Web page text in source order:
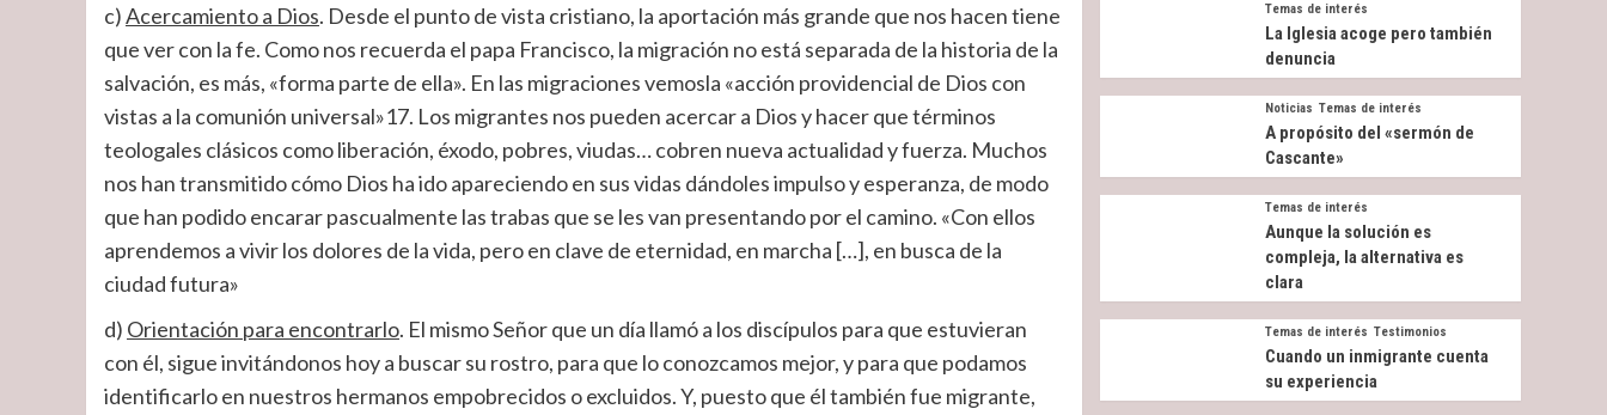
c)Acercamiento a Dios. Desde el punto de vista cristiano, la aportación más grande que nos hacen tiene
que ver con la fe. Como nos recuerda el papa Francisco, la migración no está separada de la historia de la
salvación, es más, «forma parte de ella». En las migraciones vemosla «acción providencial de Dios con
vistas a la comunión universal»17. Los migrantes nos pueden acercar a Dios y hacer que términos
teologales clásicos como liberación, éxodo, pobres, viudas… cobren nueva actualidad y fuerza. Muchos
nos han transmitido cómo Dios ha ido apareciendo en sus vidas dándoles impulso y esperanza, de modo
que han podido encarar pascualmente las trabas que se les van presentando por el camino. «Con ellos
aprendemos a vivir los dolores de la vida, pero en clave de eternidad, en marcha […], en busca de la
ciudad futura»
d) Orientación para encontrarlo. El mismo Señor que un día llamó a los discípulos para que estuvieran
con él, sigue invitándonos hoy a buscar su rostro, para que lo conozcamos mejor, y para que podamos
identificarlo en nuestros hermanos empobrecidos o excluidos. Y, puesto que él también fue migrante,
Temas de interés
La Iglesia acoge pero también
denuncia
Noticias Temas de interés
A propósito del «sermón de
Cascante»
Temas de interés
Aunque la solución es
compleja, la alternativa es
clara
Temas de interés Testimonios
Cuando un inmigrante cuenta
su experiencia